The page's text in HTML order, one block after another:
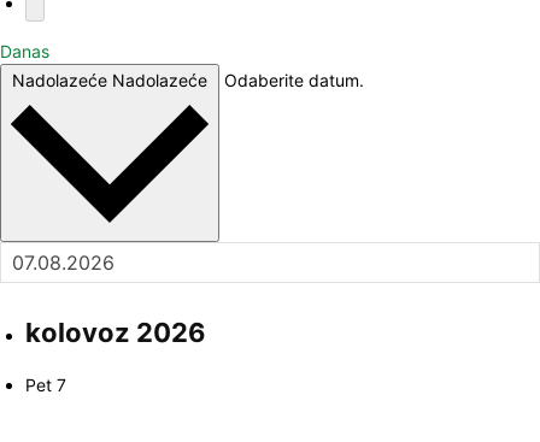
Danas
Nadolazeće Nadolazeće Odaberite datum.
kolovoz 2026
Pet 7